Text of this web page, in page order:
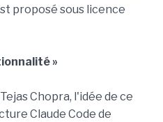
proposé sous licence
»
Chopra, l'idée de ce
Claude Code de